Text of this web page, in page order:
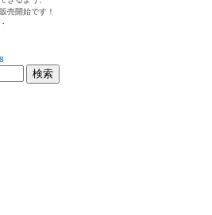
売開始です！